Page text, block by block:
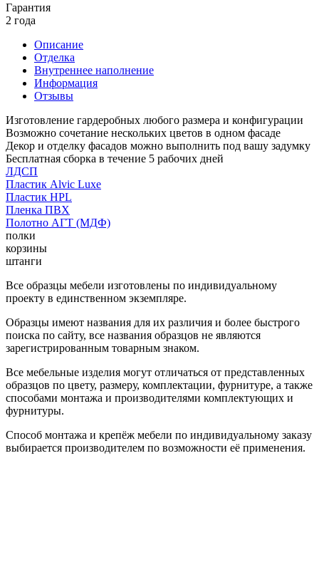
Гарантия
2 года
Описание
Отделка
Внутреннее наполнение
Информация
Отзывы
Изготовление гардеробных любого размера и конфигурации
Возможно сочетание нескольких цветов в одном фасаде
Декор и отделку фасадов можно выполнить под вашу задумку
Бесплатная сборка в течение 5 рабочих дней
ЛДСП
Пластик Alvic Luxe
Пластик HPL
Пленка ПВХ
Полотно АГТ (МДФ)
полки
корзины
штанги
Все образцы мебели изготовлены по индивидуальному
проекту в единственном экземпляре.
Образцы имеют названия для их различия и более быстрого
поиска по сайту, все названия образцов не являются
зарегистрированным товарным знаком.
Все мебельные изделия могут отличаться от представленных
образцов по цвету, размеру, комплектации, фурнитуре, а также
способами монтажа и производителями комплектующих и
фурнитуры.
Способ монтажа и крепёж мебели по индивидуальному заказу
выбирается производителем по возможности её применения.